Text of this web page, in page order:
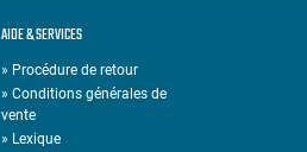
AIDE & SERVICES
» Procédure de retour
» Conditions générales de
vente
» Lexique